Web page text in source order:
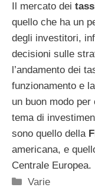
Il mercato dei
quello che ha un
degli investitori,
decisioni sulle
l’andamento dei
funzionamento e
un buon modo
tema di
sono quello della
americana, e
Centrale Europea.
Categorie
Varie